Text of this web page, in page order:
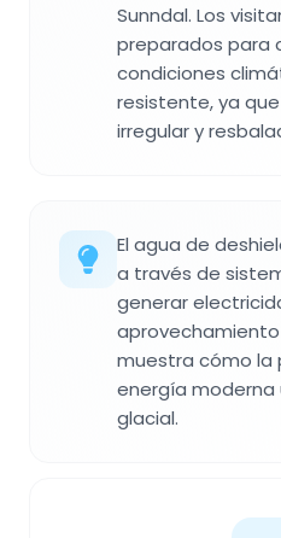
Sunndal. Los
preparados para
condiciones
resistente, ya
irregular y
El agua de
a través de
generar
muestra cómo la
energía moderna
glacial.